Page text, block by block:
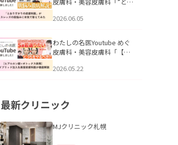
ッズの肌悩みに本気で答え
た。
2026.06.05
わたしの名医Youtube めぐ
皮膚科・美容皮膚科「【ヒ
用】ハイブリッド注入を美
2026.05.22
最新クリニック
MJクリニック札幌